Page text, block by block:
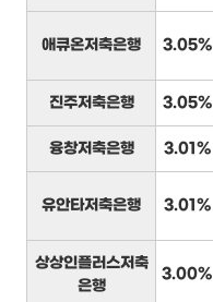
애큐온저축은행 3.05%
진주저축은행 3.05%
융창저축은행 3.01%
유안타저축은행 3.01%
상상인플러스저축
은행
3.00%